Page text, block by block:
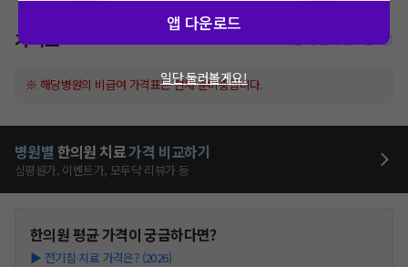
가격표
※ 해당병원의 비급여 가격표는 현재 준비중입니다.
병원별 한의원 치료가격 비교하기
심평원가, 이벤트가, 모두닥 리뷰가 등
한의원평균 가격이 궁금하다면?
▶ 전기침 치료 가격은? (2026)
앱 다운로드
일단 둘러볼게요!